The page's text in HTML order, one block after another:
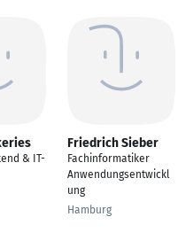
& IT-
Friedrich Sieber
Fachinformatiker
Anwendungsentwickl
ung
Hamburg